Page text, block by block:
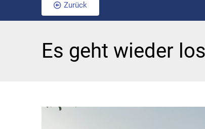
Zurück
Es geht wieder